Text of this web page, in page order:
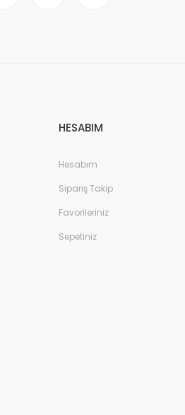
HESABIM
Hesabım
Sipariş Takip
Favorileriniz
Sepetiniz